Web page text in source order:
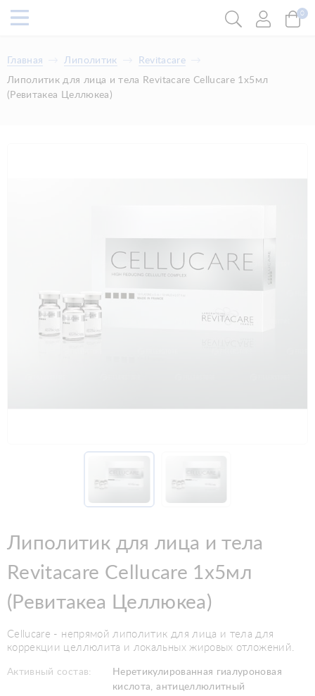
0
Главная Липолитик
Revitacare
Липолитик для лица и тела Revitacare Cellucare 1х5мл
(Ревитакеа Целлюкеа)
Липолитик для лица и тела
Revitacare Cellucare 1х5мл
(Ревитакеа Целлюкеа)
Cellucare - непрямой липолитик для лица и тела для
коррекции целлюлита и локальных жировых отложений.
Активный состав:
Неретикулированная гиалуроновая
кислота, антицеллюлитный